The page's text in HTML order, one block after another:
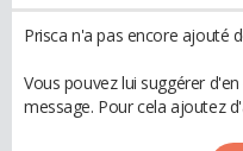
Prisca n'a pas encore ajouté
Vous pouvez lui suggérer
message. Pour cela ajoutez